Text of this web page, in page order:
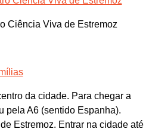
Ciência Viva de Estremoz
da cidade. Para chegar a
pela A6 (sentido Espanha).
Estremoz. Entrar na cidade até